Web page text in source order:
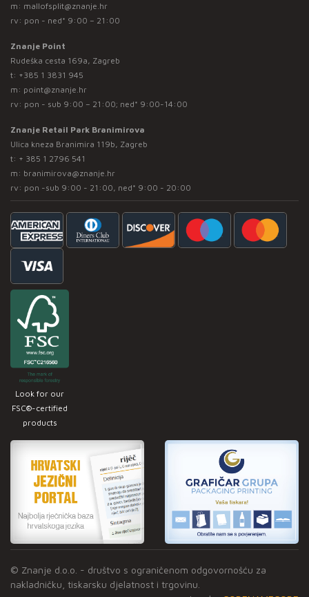
m: mallofsplit@znanje.hr
rv: pon - ned* 9:00 – 21:00
Znanje Point
Rudeška cesta 169a, Zagreb
t: +385 1 3831 945
m: point@znanje.hr
rv: pon - sub 9:00 – 21:00; ned* 9:00-14:00
Znanje Retail Park Branimirova
Ulica kneza Branimira 119b, Zagreb
t: + 385 1 2796 541
m: branimirova@znanje.hr
rv: pon -sub 9:00 - 21:00, ned* 9:00 - 20:00
Look for our
FSC®-certified
products
© Znanje d.o.o. - društvo s ograničenom odgovornošću za
nakladničku, tiskarsku djelatnost i trgovinu.